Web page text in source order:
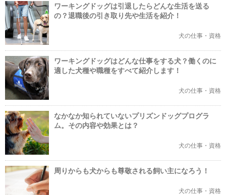
ワーキングドッグは引退したらどんな生活を送る
の？退職後の引き取り先や生活を紹介！
犬の仕事・資格
ワーキングドッグはどんな仕事をする犬？働くのに
適した犬種や職種をすべて紹介します！
犬の仕事・資格
なかなか知られていないプリズンドッグプログラ
ム。その内容や効果とは？
犬の仕事・資格
周りからも犬からも尊敬される飼い主になろう！
犬の仕事・資格